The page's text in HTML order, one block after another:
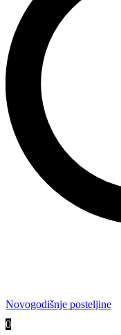
Novogodišnje posteljine
0